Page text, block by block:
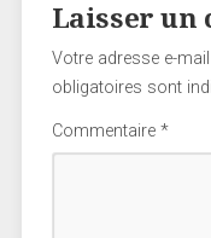
Laisser un
Votre adresse e-
obligatoires sont
Commentaire *